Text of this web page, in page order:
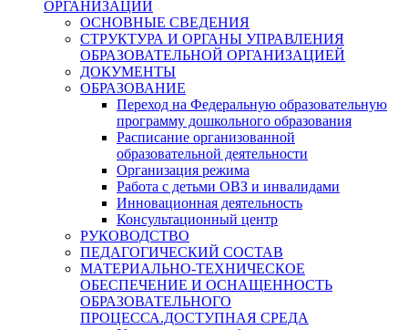
ОРГАНИЗАЦИИ
ОСНОВНЫЕ СВЕДЕНИЯ
СТРУКТУРА И ОРГАНЫ УПРАВЛЕНИЯ
ОБРАЗОВАТЕЛЬНОЙ ОРГАНИЗАЦИЕЙ
ДОКУМЕНТЫ
ОБРАЗОВАНИЕ
Переход на Федеральную образовательную
программу дошкольного образования
Расписание организованной
образовательной деятельности
Организация режима
Работа с детьми ОВЗ и инвалидами
Инновационная деятельность
Консультационный центр
РУКОВОДСТВО
ПЕДАГОГИЧЕСКИЙ СОСТАВ
МАТЕРИАЛЬНО-ТЕХНИЧЕСКОЕ
ОБЕСПЕЧЕНИЕ И ОСНАЩЕННОСТЬ
ОБРАЗОВАТЕЛЬНОГО
ПРОЦЕССА.ДОСТУПНАЯ СРЕДА